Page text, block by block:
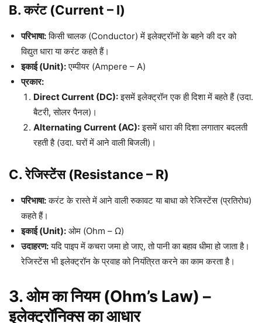
B. करंट (Current – I)
परिभाषा:किसी चालक (Conductor) में इलेक्ट्रॉनों के बहने की दर को
विद्युत धारा या करंट कहते हैं।
इकाई (Unit):एम्पीयर (Ampere – A)
प्रकार:
Direct Current (DC):इसमें इलेक्ट्रॉन एक ही दिशा में बहते हैं (उदा.
बैटरी, सोलर पैनल)।
Alternating Current (AC):इसमें धारा की दिशा लगातार बदलती
रहती है (उदा. घरों में आने वाली बिजली)।
C. रेजिस्टेंस (Resistance – R)
परिभाषा:करंट के रास्ते में आने वाली रुकावट या बाधा को रेजिस्टेंस (प्रतिरोध)
कहते हैं।
इकाई (Unit): ओम (Ohm – Ω)
उदाहरण:यदि पाइप में कचरा जमा हो जाए, तो पानी का बहाव धीमा हो जाता है।
रेजिस्टेंस भी इलेक्ट्रॉन के प्रवाह को नियंत्रित करने का काम करता है।
3. ओम का नियम (Ohm’s Law) –
इलेक्ट्रॉनिक्स का आधार